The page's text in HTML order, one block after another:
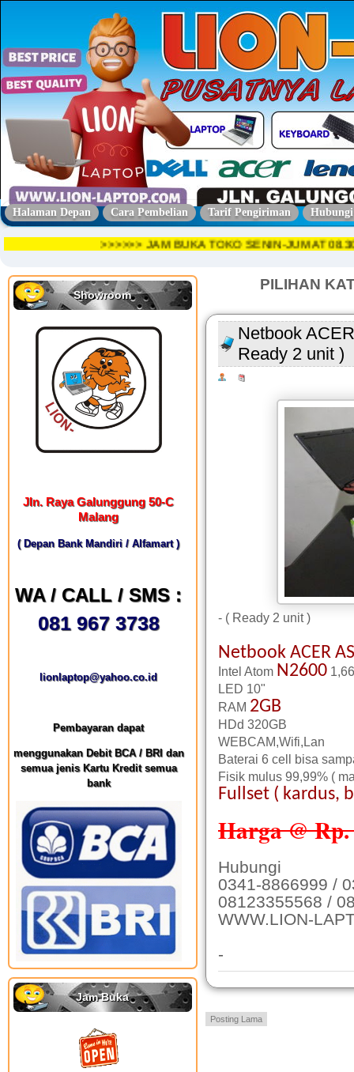
Halaman Depan Cara Pembelian Tarif Pengiriman
>>>>>> JAM BUKA TOKO SENIN-
Showroom
Jln. Raya Galunggung 50-C
Malang
( Depan Bank Mandiri / Alfamart )
WA / CALL / SMS :
081 967 3738
lionlaptop@yahoo.co.id
Pembayaran dapat
menggunakan Debit BCA / BRI dan
semua jenis Kartu Kredit semua
bank
Jam Buka
PILIHAN
Netbook
Ready 2 unit )
- ( Ready 2 unit )
Netbook ACER
Intel Atom N2600
LED 10"
RAM 2GB
HDd 320GB
WEBCAM,Wifi,Lan
Baterai 6 cell bisa
Fisik mulus 99,99% (
Fullset ( kardus,
Harga @
Hubungi
0341-8866999 /
08123355568 /
WWW.LION-
-
Posting Lama